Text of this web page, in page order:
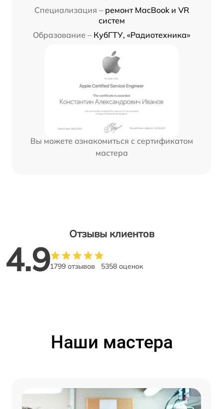
Специализация – ремонт MacBook и VR
систем
Образование – КубГТУ, «Радиотехника»
Вы можете ознакомиться с сертификатом
мастера
Отзывы клиентов
4.91799 отзывов 5358 оценок
Наши мастера